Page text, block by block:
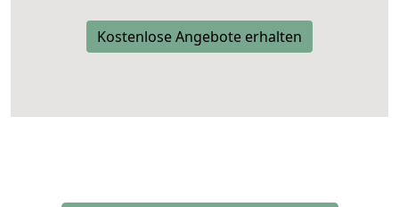
Kostenlose Angebote erhalten